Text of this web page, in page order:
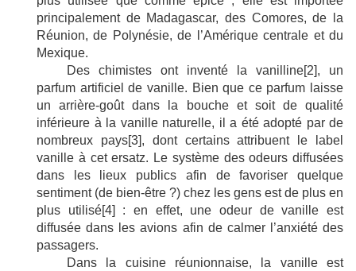
principalement de Madagascar, des Comores, de la
Réunion, de Polynésie, de l’Amérique centrale et du
Mexique.
Des chimistes ont inventé la vanilline[2], un
parfum artificiel de vanille. Bien que ce parfum laisse
un arrière-goût dans la bouche et soit de qualité
inférieure à la vanille naturelle, il a été adopté par de
nombreux pays[3], dont certains attribuent le label
vanille à cet ersatz. Le système des odeurs diffusées
dans les lieux publics afin de favoriser quelque
sentiment (de bien-être ?) chez les gens est de plus en
plus utilisé[4] : en effet, une odeur de vanille est
diffusée dans les avions afin de calmer l’anxiété des
passagers.
Dans la cuisine réunionnaise, la vanille est